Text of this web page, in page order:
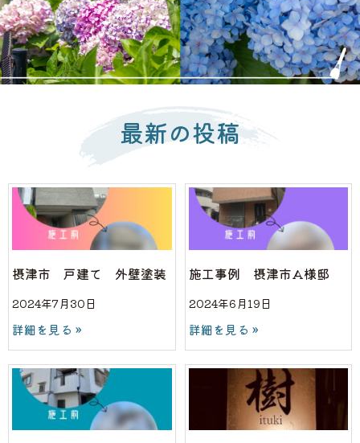
最新の投稿
摂津市 戸建て 外壁塗装
2024年7月30日
詳細を見る »
施工事例 摂津市A様邸
2024年6月19日
詳細を見る »